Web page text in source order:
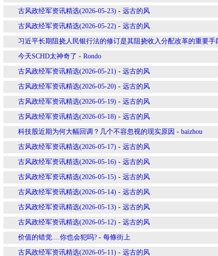
古风政经军资讯精选(2026-05-23) - 远古的风
古风政经军资讯精选(2026-05-22) - 远古的风
习近平长期阻挠人民银行法的修订是其阻挠收入分配改革的重要手
今天SCHD太神奇了 - Rondo
古风政经军资讯精选(2026-05-21) - 远古的风
古风政经军资讯精选(2026-05-20) - 远古的风
古风政经军资讯精选(2026-05-19) - 远古的风
古风政经军资讯精选(2026-05-18) - 远古的风
科技股近期为何大幅回调？几个不容忽视的现实原因 - baizhou
古风政经军资讯精选(2026-05-17) - 远古的风
古风政经军资讯精选(2026-05-16) - 远古的风
古风政经军资讯精选(2026-05-15) - 远古的风
古风政经军资讯精选(2026-05-14) - 远古的风
古风政经军资讯精选(2026-05-13) - 远古的风
古风政经军资讯精选(2026-05-12) - 远古的风
价值的错觉....你也会犯吗? - 每條街上
古风政经军资讯精选(2026-05-11) - 远古的风